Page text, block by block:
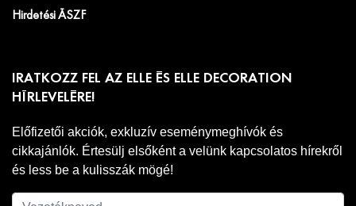
Hirdetési ÁSZF
IRATKOZZ FEL AZ ELLE ÉS ELLE DECORATION
HÍRLEVELÉRE!
Előfizetői akciók, exkluzív eseménymeghívók és
cikkajánlók. Értesülj elsőként a velünk kapcsolatos hírekről
és less be a kulisszák mögé!